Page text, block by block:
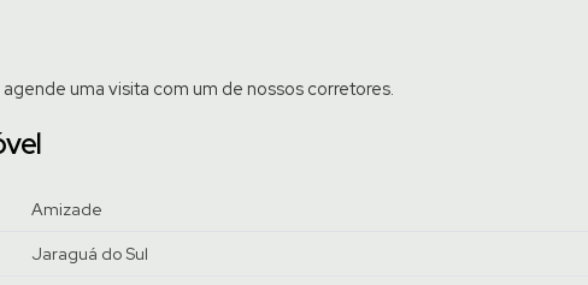
uma visita com um de nossos corretores.
Amizade
Jaraguá do Sul